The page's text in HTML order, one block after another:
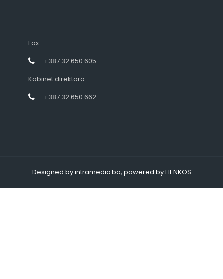
Fax
+387 32 650 605
Kabinet direktora
+387 32 650 662
Designed by intramedia.ba, powered by HENKOS